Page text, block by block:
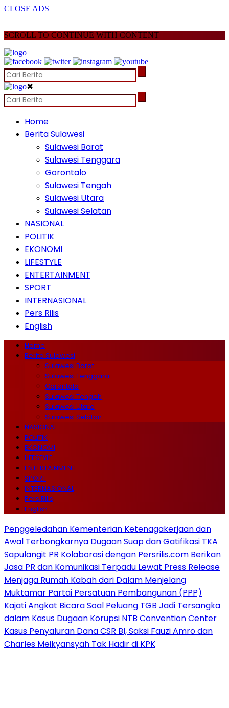
CLOSE ADS
SCROLL TO CONTINUE WITH CONTENT
✖
Home
Berita Sulawesi
Sulawesi Barat
Sulawesi Tenggara
Gorontalo
Sulawesi Tengah
Sulawesi Utara
Sulawesi Selatan
NASIONAL
POLITIK
EKONOMI
LIFESTYLE
ENTERTAINMENT
SPORT
INTERNASIONAL
Pers Rilis
English
Home
Berita Sulawesi
Sulawesi Barat
Sulawesi Tenggara
Gorontalo
Sulawesi Tengah
Sulawesi Utara
Sulawesi Selatan
NASIONAL
POLITIK
EKONOMI
LIFESTYLE
ENTERTAINMENT
SPORT
INTERNASIONAL
Pers Rilis
English
Penggeledahan Kementerian Ketenagakerjaan dan
Awal Terbongkarnya Dugaan Suap dan Gatifikasi TKA
Sapulangit PR Kolaborasi dengan Persrilis.com Berikan
Jasa PR dan Komunikasi Terpadu Lewat Press Release
Menjaga Rumah Kabah dari Dalam Menjelang
Muktamar Partai Persatuan Pembangunan (PPP)
Kajati Angkat Bicara Soal Peluang TGB Jadi Tersangka
dalam Kasus Dugaan Korupsi NTB Convention Center
Kasus Penyaluran Dana CSR BI, Saksi Fauzi Amro dan
Charles Meikyansyah Tak Hadir di KPK